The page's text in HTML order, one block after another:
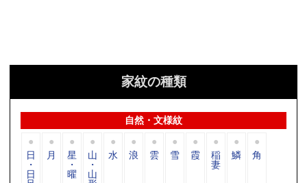
家紋の種類
自然・文様紋
日
・
日
月 星
・
曜
山
・
山
水 浪 雲 雪 霞 稲
妻
鱗 角